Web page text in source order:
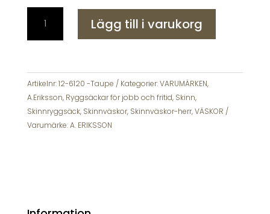
Eriksson
Högsar
Taupe
Skinnryggsäck
mängd
Lägg till i varukorg
Artikelnr:12-6120 -Taupe Kategorier:VARUMÄRKEN,
A.Eriksson, Ryggsäckar för jobb och fritid, Skinn,
Skinnryggsäck, Skinnväskor, Skinnväskor-herr,VÄSKOR
Varumärke:A. ERIKSSON